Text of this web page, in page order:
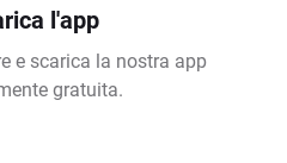
l'app
e scarica la nostra app
gratuita.